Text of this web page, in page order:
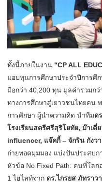
ทั้งนี้ภายในงาน “CP ALL
มอบทุนการศึกษาประจำปีการศึ
มือกว่า 40,200 ทุน มูลค่ารวมก
ทางการศึกษาสู่เยาวชนไทยคน
การศึกษา ผู้นำความคิด นำทีมด
โรงเรียนสตรีศรีสุริโยทัย, ม๊าเดี่
influencer, แจ๊คกี้ – จักริน กังว
ถ่ายทอดมุมมอง แบ่งปันประสบก
หัวข้อ No Fixed Path: คนที่โลก
1 ไฮไลท์จาก ดร.ไกรยส ภัทราว